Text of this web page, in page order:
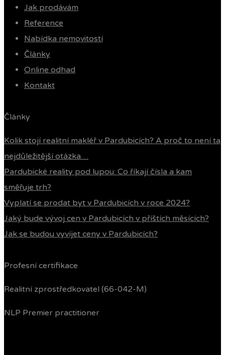
Jak prodávám
Reference
Nabídka nemovitostí
Články
Online odhad
Kontakt
Články
Kolik stojí realitní makléř v Pardubicích? A proč to není ta
nejdůležitější otázka…
Pardubické reality pod lupou: Co říkají čísla a kam
směřuje trh?
Vyplatí se prodat byt v Pardubicích v roce 2024?
Jaký bude vývoj cen v Pardubicích v příštích měsících?
Jak se budou vyvíjet ceny v Pardubicích?
Profesní certifikace
Realitní zprostředkovatel (66-042-M)
NLP Premier practitioner